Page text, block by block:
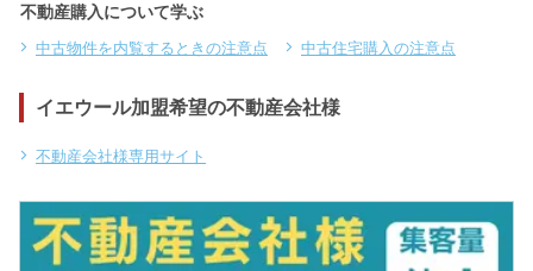
不動産購入について学ぶ
中古物件を内覧するときの注意点 中古住宅購入の注意点
イエウール加盟希望の不動産会社様
不動産会社様専用サイト